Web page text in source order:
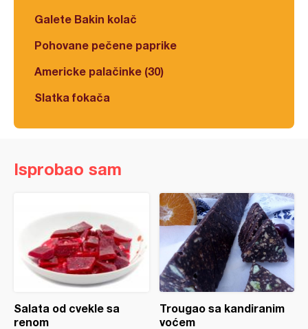
Galete Bakin kolač
Pohovane pečene paprike
Americke palačinke (30)
Slatka fokača
Isprobao sam
Salata od cvekle sa
renom
Trougao sa kandiranim
voćem